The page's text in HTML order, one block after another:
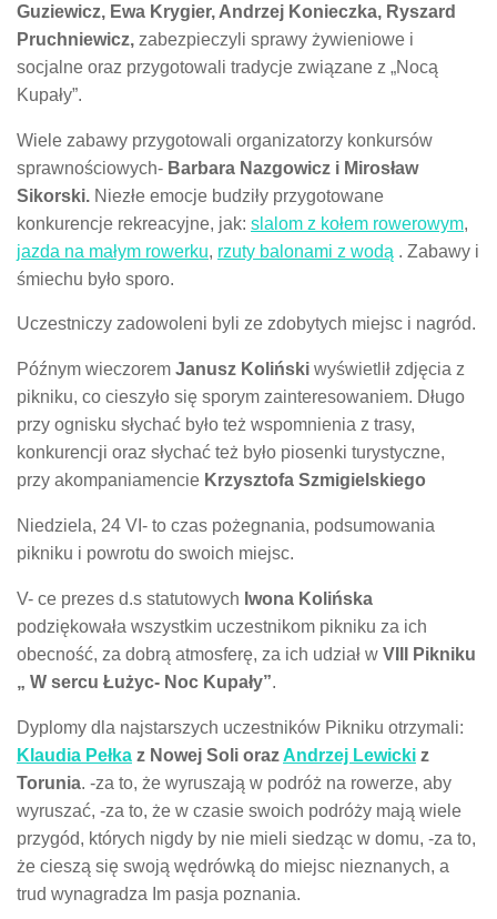
Guziewicz, Ewa Krygier, Andrzej Konieczka, Ryszard
Pruchniewicz, zabezpieczyli sprawy żywieniowe i
socjalne oraz przygotowali tradycje związane z „Nocą
Kupały”.
Wiele zabawy przygotowali organizatorzy konkursów
sprawnościowych- Barbara Nazgowicz i Mirosław
Sikorski. Niezłe emocje budziły przygotowane
konkurencje rekreacyjne, jak: slalom z kołem rowerowym,
jazda na małym rowerku, rzuty balonami z wodą . Zabawy i
śmiechu było sporo.
Uczestniczy zadowoleni byli ze zdobytych miejsc i nagród.
Późnym wieczorem Janusz Koliński wyświetlił zdjęcia z
pikniku, co cieszyło się sporym zainteresowaniem. Długo
przy ognisku słychać było też wspomnienia z trasy,
konkurencji oraz słychać też było piosenki turystyczne,
przy akompaniamencie Krzysztofa Szmigielskiego
Niedziela, 24 VI- to czas pożegnania, podsumowania
pikniku i powrotu do swoich miejsc.
V- ce prezes d.s statutowych Iwona Kolińska
podziękowała wszystkim uczestnikom pikniku za ich
obecność, za dobrą atmosferę, za ich udział w VIII Pikniku
„ W sercu Łużyc- Noc Kupały”.
Dyplomy dla najstarszych uczestników Pikniku otrzymali:
Klaudia Pełka z Nowej Soli oraz Andrzej Lewicki z
Torunia. -za to, że wyruszają w podróż na rowerze, aby
wyruszać, -za to, że w czasie swoich podróży mają wiele
przygód, których nigdy by nie mieli siedząc w domu, -za to,
że cieszą się swoją wędrówką do miejsc nieznanych, a
trud wynagradza Im pasja poznania.